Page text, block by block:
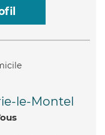
le-Montel